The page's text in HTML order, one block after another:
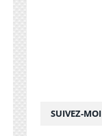
SUIVEZ-MOI